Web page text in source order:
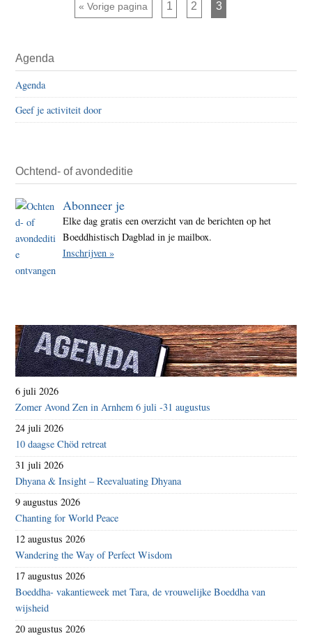
«Ga naar
Vorige pagina Pagina
1 Pagina
2 Pagina
3
Sidebar
Agenda
Agenda
Geef je activiteit door
Ochtend- of avondeditie
Abonneer je
Elke dag gratis een overzicht van de berichten op het
Boeddhistisch Dagblad in je mailbox.
Inschrijven »
6 juli 2026
Zomer Avond Zen in Arnhem 6 juli -31 augustus
24 juli 2026
10 daagse Chöd retreat
31 juli 2026
Dhyana & Insight – Reevaluating Dhyana
9 augustus 2026
Chanting for World Peace
12 augustus 2026
Wandering the Way of Perfect Wisdom
17 augustus 2026
Boeddha- vakantieweek met Tara, de vrouwelijke Boeddha van
wijsheid
20 augustus 2026